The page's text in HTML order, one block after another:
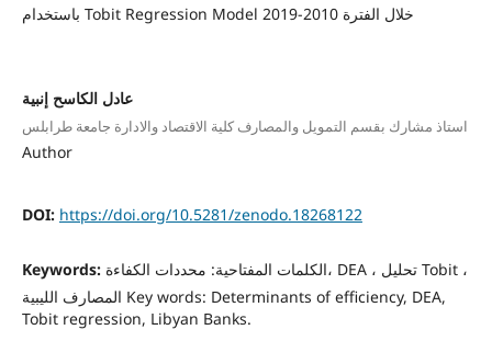
باستخدام Tobit Regression Model خلال الفترة 2010-2019
عادل الكاسح إنبية
استاذ مشارك بقسم التمويل والمصارف كلية الاقتصاد والادارة جامعة طرابلس
Author
DOI: https://doi.org/10.5281/zenodo.18268122
Keywords: الكلمات المفتاحية: محددات الكفاءة، DEA ، تحليل Tobit ،
المصارف الليبية Key words: Determinants of efficiency, DEA,
Tobit regression, Libyan Banks.